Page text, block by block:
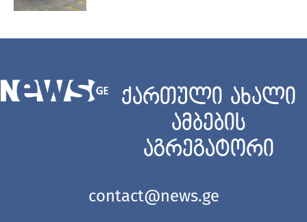
ქართული ახალი
ამბების
აგრეგატორი
contact@news.ge